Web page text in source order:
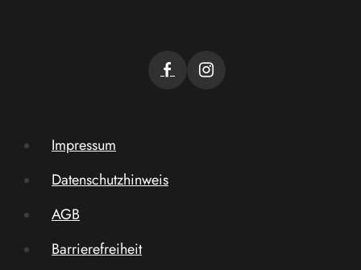
Impressum
Datenschutzhinweis
AGB
Barrierefreiheit